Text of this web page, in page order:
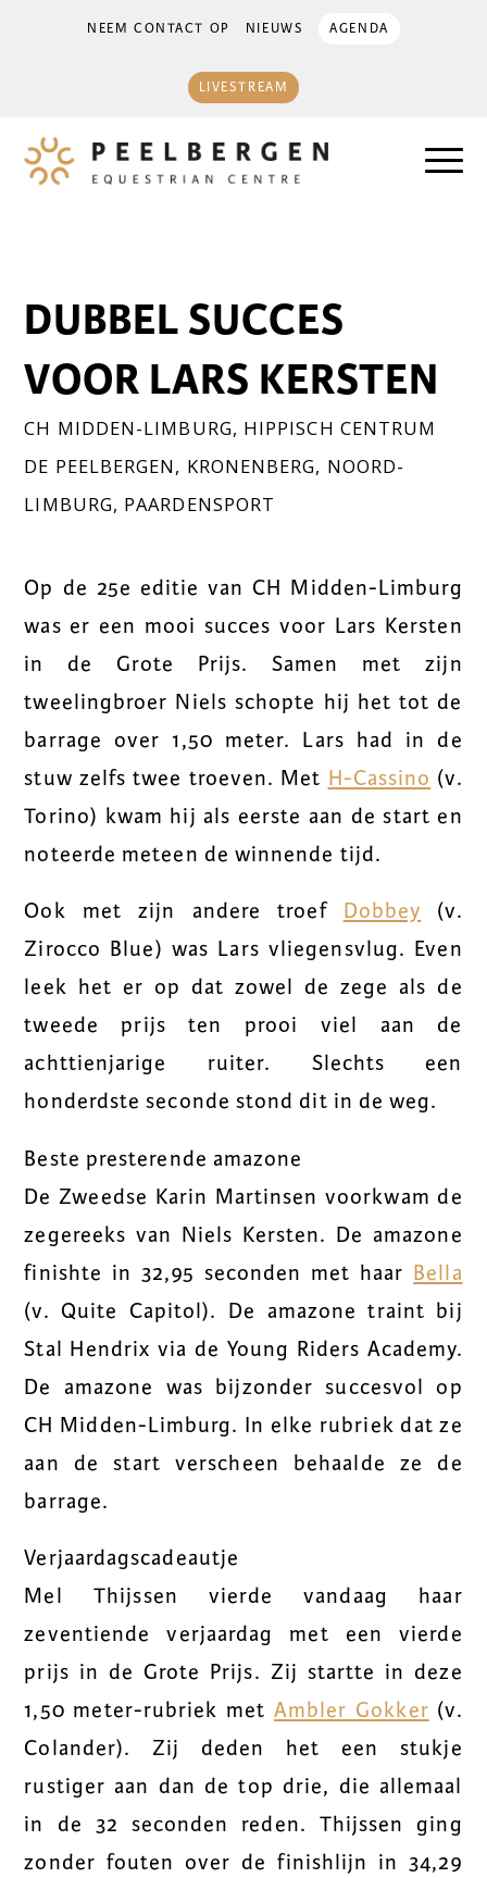
NEEM CONTACT OP NIEUWS AGENDA
LIVESTREAM
DUBBEL SUCCES
VOOR LARS KERSTEN
CH MIDDEN-LIMBURG, HIPPISCH CENTRUM
DE PEELBERGEN, KRONENBERG, NOORD-
LIMBURG, PAARDENSPORT
Op de 25e editie van CH Midden-Limburg
was er een mooi succes voor Lars Kersten
in de Grote Prijs. Samen met zijn
tweelingbroer Niels schopte hij het tot de
barrage over 1,50 meter. Lars had in de
stuw zelfs twee troeven. Met H-Cassino (v.
Torino) kwam hij als eerste aan de start en
noteerde meteen de winnende tijd.
Ook met zijn andere troef Dobbey (v.
Zirocco Blue) was Lars vliegensvlug. Even
leek het er op dat zowel de zege als de
tweede prijs ten prooi viel aan de
achttienjarige ruiter. Slechts een
honderdste seconde stond dit in de weg.
Beste presterende amazone
De Zweedse Karin Martinsen voorkwam de
zegereeks van Niels Kersten. De amazone
finishte in 32,95 seconden met haar Bella
(v. Quite Capitol). De amazone traint bij
Stal Hendrix via de Young Riders Academy.
De amazone was bijzonder succesvol op
CH Midden-Limburg. In elke rubriek dat ze
aan de start verscheen behaalde ze de
barrage.
Verjaardagscadeautje
Mel Thijssen vierde vandaag haar
zeventiende verjaardag met een vierde
prijs in de Grote Prijs. Zij startte in deze
1,50 meter-rubriek metAmbler Gokker (v.
Colander). Zij deden het een stukje
rustiger aan dan de top drie, die allemaal
in de 32 seconden reden. Thijssen ging
zonder fouten over de finishlijn in 34,29